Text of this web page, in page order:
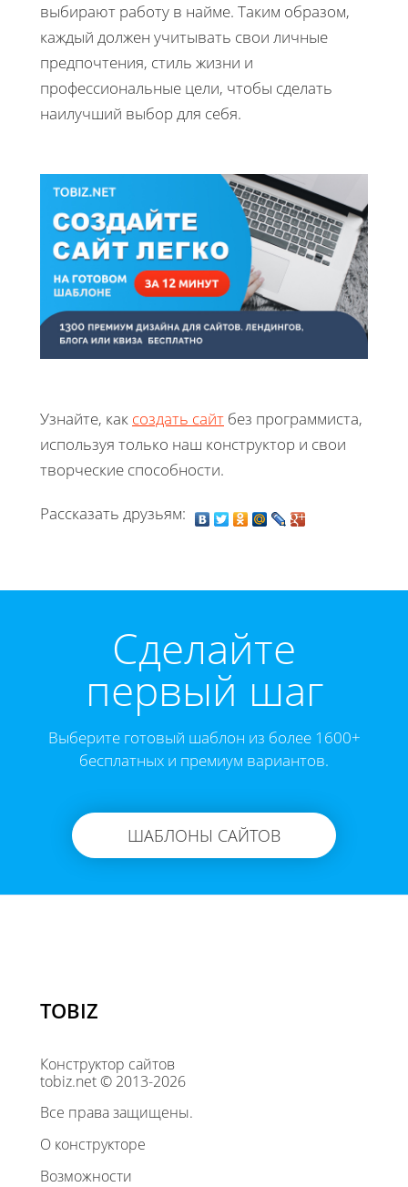
выбирают работу в найме. Таким образом,
каждый должен учитывать свои личные
предпочтения, стиль жизни и
профессиональные цели, чтобы сделать
наилучший выбор для себя.
Узнайте, как создать сайт без программиста,
используя только наш конструктор и свои
творческие способности.
Рассказать друзьям:
Cделайте
первый шаг
Выберите готовый шаблон из более 1600+
бесплатных и премиум вариантов.
ШАБЛОНЫ САЙТОВ
TOBIZ
Конструктор сайтов
tobiz.net © 2013-2026
Все права защищены.
О конструкторе
Возможности